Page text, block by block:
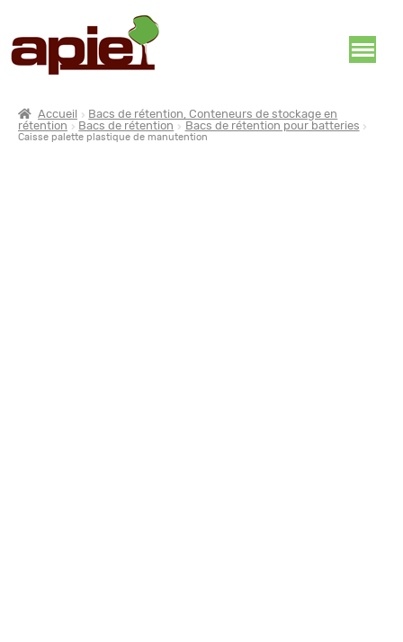
Accueil
Bacs de rétention, Conteneurs de stockage en
rétention
Bacs de rétention Bacs de rétention pour batteries
Caisse palette plastique de manutention